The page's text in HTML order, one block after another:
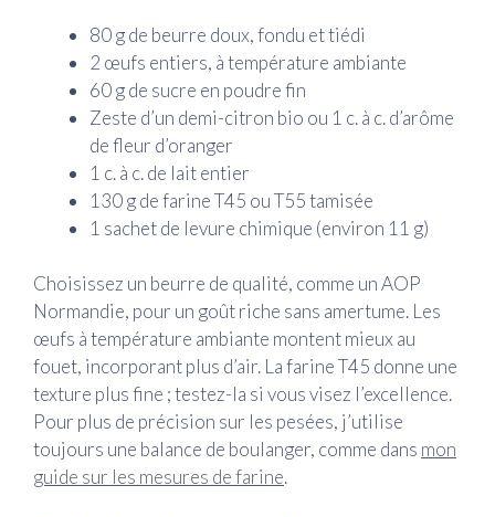
80 g de beurre doux, fondu et tiédi
2 œufs entiers, à température ambiante
60 g de sucre en poudre fin
Zeste d’un demi-citron bio ou 1 c. à c. d’arôme
de fleur d’oranger
1 c. à c. de lait entier
130 g de farine T45 ou T55 tamisée
1 sachet de levure chimique (environ 11 g)
Choisissez un beurre de qualité, comme un AOP
Normandie, pour un goût riche sans amertume. Les
œufs à température ambiante montent mieux au
fouet, incorporant plus d’air. La farine T45 donne une
texture plus fine ; testez-la si vous visez l’excellence.
Pour plus de précision sur les pesées, j’utilise
toujours une balance de boulanger, comme dans mon
guide sur les mesures de farine.